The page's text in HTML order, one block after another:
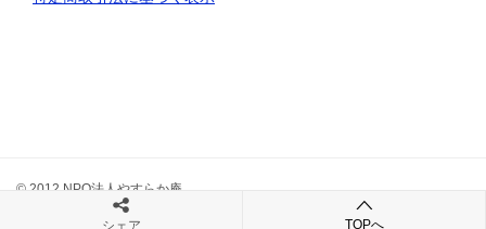
© 2012 NPO法人やすらか庵
シェア TOPへ